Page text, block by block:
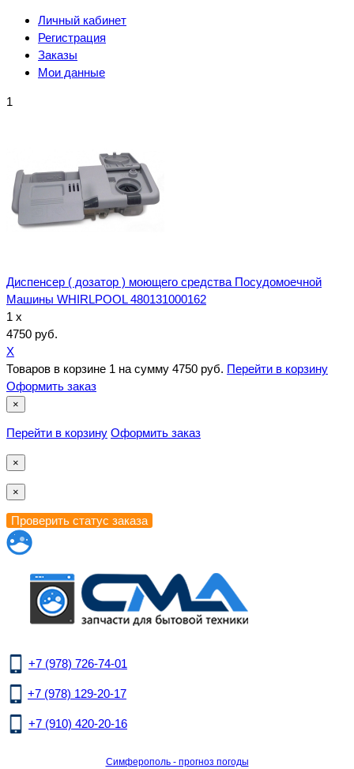
Личный кабинет
Регистрация
Заказы
Мои данные
1
Диспенсер ( дозатор ) моющего средства Посудомоечной
Машины WHIRLPOOL 480131000162
1 x
4750 руб.
X
Товаров в корзине 1 на сумму 4750 руб. Перейти в корзину
Оформить заказ
×
Перейти в корзину Оформить заказ
×
×
+7 (978) 726-74-01
+7 (978) 129-20-17
+7 (910) 420-20-16
Симферополь - прогноз погоды